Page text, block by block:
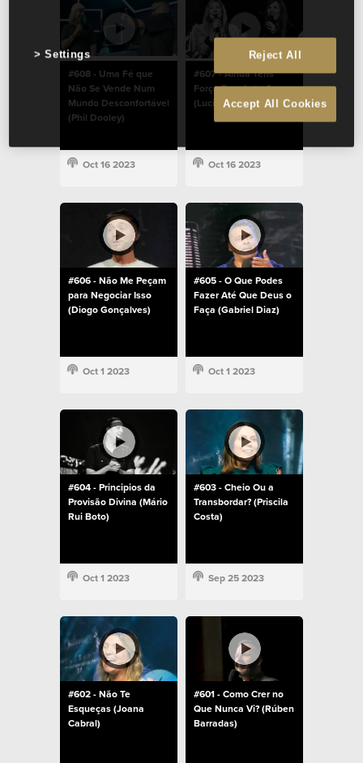
#608 - Uma Fé que
Não Se Vende Num
Mundo Desconfortável
(Phil Dooley)
Oct 16 2023
#607 - Ainda Tens
Força Para Lutar?
(Lucinda Dooley)
Oct 16 2023
#606 - Não Me Peçam
para Negociar Isso
(Diogo Gonçalves)
Oct 1 2023
#605 - O Que Podes
Fazer Até Que Deus o
Faça (Gabriel Diaz)
Oct 1 2023
#604 - Principios da
Provisão Divina (Mário
Rui Boto)
Oct 1 2023
#603 - Cheio Ou a
Transbordar? (Priscila
Costa)
Sep 25 2023
#602 - Não Te
Esqueças (Joana
Cabral)
#601 - Como Crer no
Que Nunca Vi? (Rúben
Barradas)
Reject All
Accept All Cookies
Settings